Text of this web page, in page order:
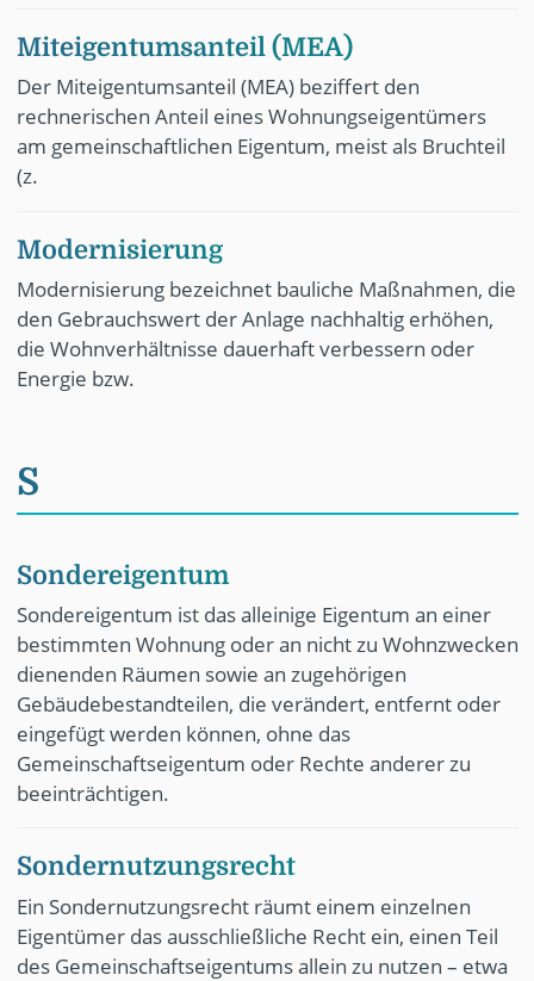
Miteigentumsanteil (MEA)
Der Miteigentumsanteil (MEA) beziffert den
rechnerischen Anteil eines Wohnungseigentümers
am gemeinschaftlichen Eigentum, meist als Bruchteil
(z.
Modernisierung
Modernisierung bezeichnet bauliche Maßnahmen, die
den Gebrauchswert der Anlage nachhaltig erhöhen,
die Wohnverhältnisse dauerhaft verbessern oder
Energie bzw.
S
Sondereigentum
Sondereigentum ist das alleinige Eigentum an einer
bestimmten Wohnung oder an nicht zu Wohnzwecken
dienenden Räumen sowie an zugehörigen
Gebäudebestandteilen, die verändert, entfernt oder
eingefügt werden können, ohne das
Gemeinschaftseigentum oder Rechte anderer zu
beeinträchtigen.
Sondernutzungsrecht
Ein Sondernutzungsrecht räumt einem einzelnen
Eigentümer das ausschließliche Recht ein, einen Teil
des Gemeinschaftseigentums allein zu nutzen – etwa